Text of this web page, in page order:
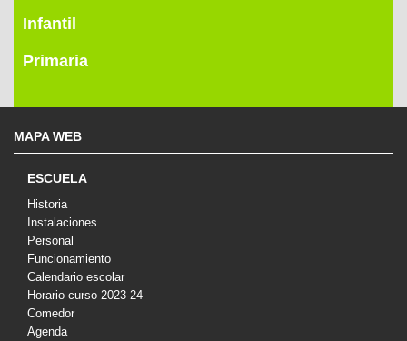
Infantil
Primaria
MAPA WEB
ESCUELA
Historia
Instalaciones
Personal
Funcionamiento
Calendario escolar
Horario curso 2023-24
Comedor
Agenda